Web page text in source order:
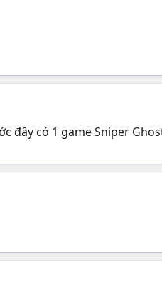
đây có 1 game Sniper